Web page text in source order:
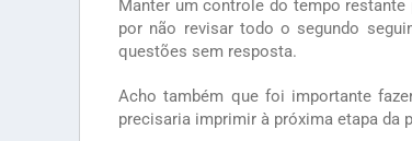
Manter um controle do tempo restante
por não revisar todo o segundo
questões sem resposta.
Acho também que foi importante
precisaria imprimir à próxima etapa da